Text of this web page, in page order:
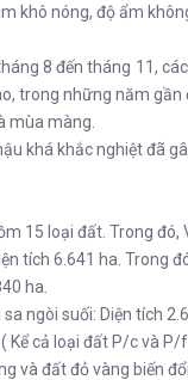
khô nóng, độ ẩm
8 đến tháng 11,
trong những năm
mùa màng.
khá khắc nghiệt đã
15 loại đất. Trong đó,
tích 6.641 ha. Trong
ha.
ngòi suối: Diện tích
cả loại đất P/c và P/
và đất đỏ vàng biến